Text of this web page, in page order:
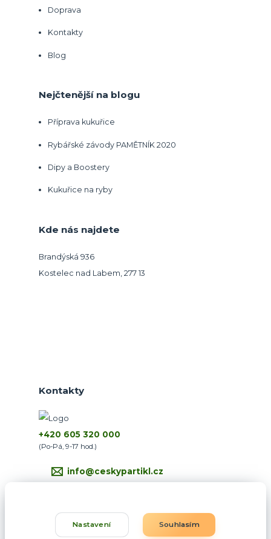
Doprava
Kontakty
Blog
Nejčtenější na blogu
Příprava kukuřice
Rybářské závody PAMĚTNÍK 2020
Dipy a Boostery
Kukuřice na ryby
Kde nás najdete
Brandýská 936
Kostelec nad Labem, 277 13
Kontakty
+420 605 320 000
(Po-Pá, 9-17 hod.)
info@ceskypartikl.cz
Nastavení Souhlasím